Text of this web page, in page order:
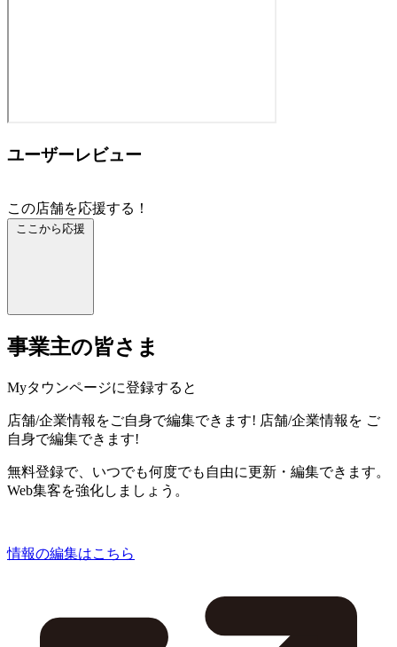
ユーザーレビュー
この店舗を応援する！
ここから応援
事業主の皆さま
Myタウンページに登録すると
店舗/企業情報をご自身で編集できます! 店舗/企業情報を ご
自身で編集できます!
無料登録で、いつでも何度でも自由に更新・編集できます。
Web集客を強化しましょう。
情報の編集はこちら